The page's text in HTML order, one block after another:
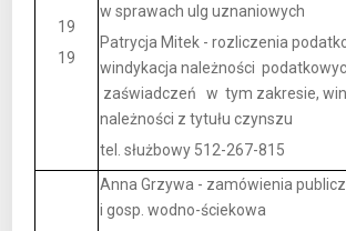
19
19
w sprawach ulg uznaniowych
Patrycja Mitek - rozliczenia
windykacja należności
zaświadczeń w tym zakresie,
należności z tytułu czynszu
tel. służbowy 512-267-815
Anna Grzywa - zamówienia
i gosp. wodno-ściekowa